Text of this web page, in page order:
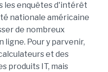
les enquêtes d'intérêt
nationale américaine
de nombreux
Pour y parvenir,
et des
produits IT, mais